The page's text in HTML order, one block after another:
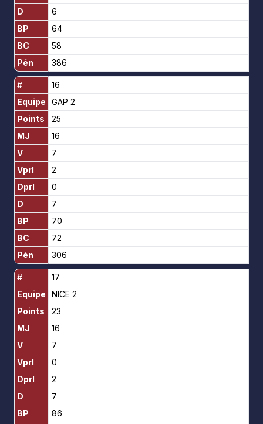
D
BP
BC
Pén
#
Equipe
Points
MJ
V
Vprl
Dprl
D
BP
BC
Pén
#
Equipe
Points
MJ
V
Vprl
Dprl
D
BP
6
64
58
386
16
GAP 2
25
16
7
2
0
7
70
72
306
17
NICE 2
23
16
7
0
2
7
86